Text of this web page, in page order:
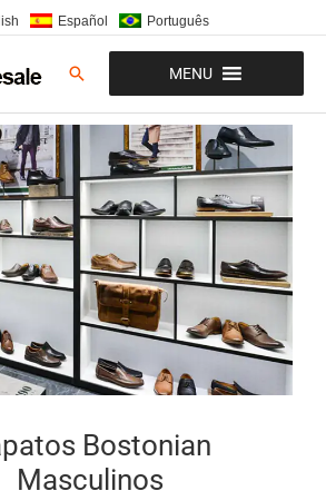
Español Português
Pesquisar MENU
Bostonian
Masculinos